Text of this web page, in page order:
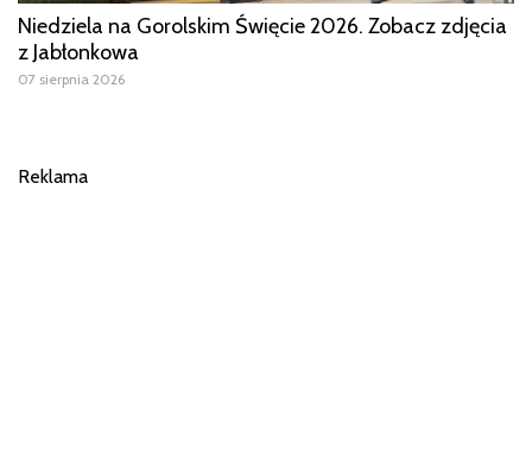
Niedziela na Gorolskim Święcie 2026. Zobacz zdjęcia
z Jabłonkowa
07 sierpnia 2026
Reklama